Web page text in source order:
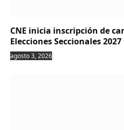
CNE inicia inscripción de
Elecciones Seccionales 2027
agosto 3, 2026